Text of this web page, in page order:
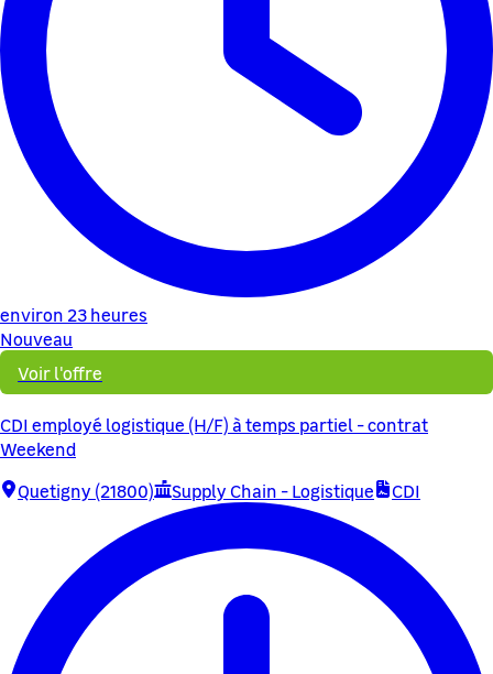
environ 23 heures
Nouveau
Voir l'offre
CDI employé logistique (H/F) à temps partiel - contrat
Weekend
Quetigny (21800)
Supply Chain - Logistique CDI